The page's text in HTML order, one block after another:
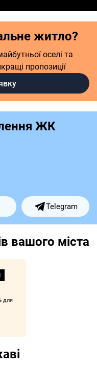
житло?
оселі та
пропозиції
ЖК
Telegram
вашого міста